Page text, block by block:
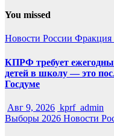
You missed
Новости России Фракция
КПРФ требует
детей в школу — это
Госдуме
Авг 9, 2026 kprf_admin
Выборы 2026 Новости